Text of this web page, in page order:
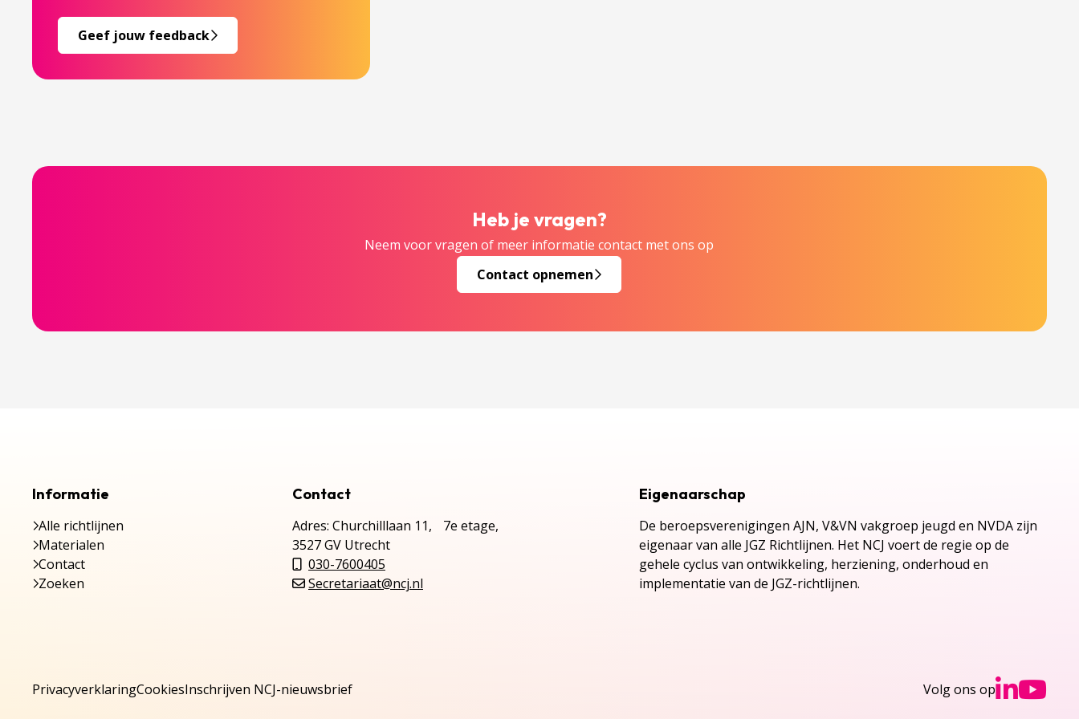
Geef jouw feedback
Heb je vragen?
Neem voor vragen of meer informatie contact met ons op
Contact opnemen
Informatie
Alle richtlijnen
Materialen
Contact
Zoeken
Contact
Adres: Churchilllaan 11, 7e etage,
3527 GV Utrecht
030-7600405
Secretariaat@ncj.nl
Eigenaarschap
De beroepsverenigingen AJN, V&VN vakgroep jeugd en NVDA zijn
eigenaar van alle JGZ Richtlijnen. Het NCJ voert de regie op de
gehele cyclus van ontwikkeling, herziening, onderhoud en
implementatie van de JGZ-richtlijnen.
PrivacyverklaringCookiesInschrijven NCJ-nieuwsbrief Volg ons op Ga